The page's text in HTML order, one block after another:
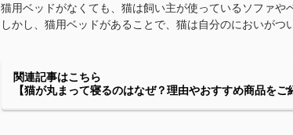
猫用ベッドがなくても、猫は飼い主が使っているソファや
しかし、猫用ベッドがあることで、猫は自分のにおいがつ
関連記事はこちら
【猫が丸まって寝るのはなぜ？理由やおすすめ商品をご